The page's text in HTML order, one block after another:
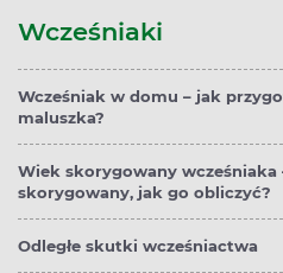
Wcześniaki
Wcześniak w domu – jak
maluszka?
Wiek skorygowany wcześniaka
skorygowany, jak go obliczyć?
Odległe skutki wcześniactwa